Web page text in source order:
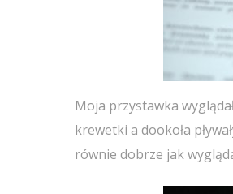
Moja przystawka
krewetki a dookoła
równie dobrze jak